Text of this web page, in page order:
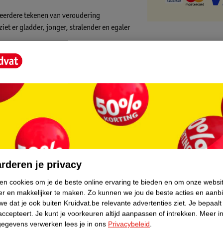
tekenen van veroudering
er gladder, jonger, stralender en egaler
natuurlijke ritme van herstel en
is geschikt voor alle etniciteiten.
van je huid. Een hoog gehalte aan
creëren van de perfecte omgeving om het
van je huid om zichzelf zichtbaar te
van je huid van vitale nieuwe
je privacy
cookies om je de beste online ervaring te bieden en om onze
en makkelijker te maken. Zo kunnen we jou de beste acties en
dat je ook buiten Kruidvat.be relevante advertenties ziet. Je
Je kunt je voorkeuren altijd aanpassen of intrekken. Meer
verwerken lees je in ons Privacybeleid.